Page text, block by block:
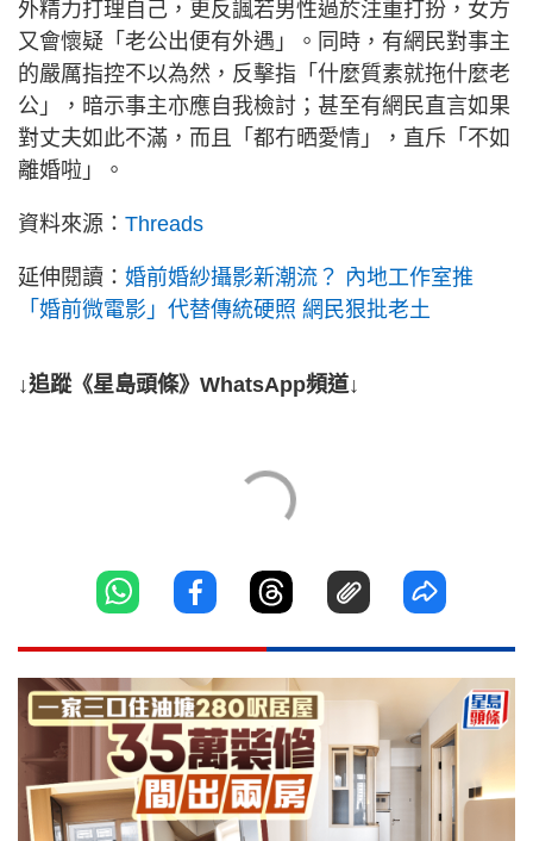
外精力打理自己，更反諷若男性過於注重打扮，女方
又會懷疑「老公出便有外遇」。同時，有網民對事主
的嚴厲指控不以為然，反擊指「什麼質素就拖什麼老
公」，暗示事主亦應自我檢討；甚至有網民直言如果
對丈夫如此不滿，而且「都冇晒愛情」，直斥「不如
離婚啦」。
資料來源： Threads
延伸閱讀： 婚前婚紗攝影新潮流？ 內地工作室推
「婚前微電影」代替傳統硬照 網民狠批老土
↓追蹤《星島頭條》WhatsApp頻道↓